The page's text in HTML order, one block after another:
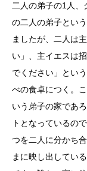
二人の弟子の1人、
の二人の弟子とい
ましたが、二人は
い」、主イエスは
でください」とい
べの食卓につく。
いう弟子の家であ
トとなっているの
つを二人に分かち
まに映し出してい